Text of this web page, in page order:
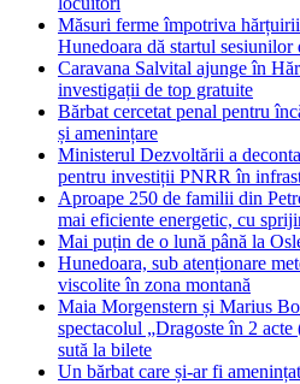
Măsuri ferme împotriva
Hunedoara dă startul sesiunilor
Caravana Salvital ajunge în
investigații de top gratuite
Bărbat cercetat penal pentru
și amenințare
Ministerul Dezvoltării a
pentru investiții PNRR în
Aproape 250 de familii din
mai eficiente energetic, cu
Mai puțin de o lună până la
Hunedoara, sub atenționare
viscolite în zona montană
Maia Morgenstern și Marius
spectacolul „Dragoste în 2
sută la bilete
Un bărbat care și-ar fi